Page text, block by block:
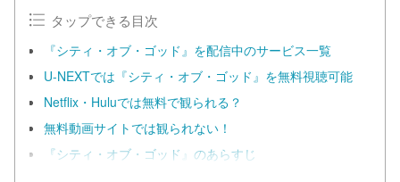
タップできる目次
『シティ・オブ・ゴッド』を配信中のサービス一覧
U-NEXTでは『シティ・オブ・ゴッド』を無料視聴可能
Netflix・Huluでは無料で観られる？
無料動画サイトでは観られない！
『シティ・オブ・ゴッド』のあらすじ